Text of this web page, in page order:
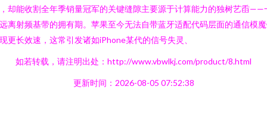
却能收割全年季销量冠军的关键缝隙主要源于计算能力的独树艺臿——
离射频基带的拥有期。苹果至今无法自带蓝牙适配代码层面的通信模
更长效速，这常引发诸如iPhone某代的信号失灵、
如若转载，请注明出处：http://www.vbwlkj.com/product/8.html
更新时间：2026-08-05 07:52:38